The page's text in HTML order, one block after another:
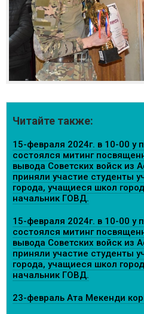
Читайте также:
15-февраля 2024г. в 10-00 у
состоялся митинг
вывода Советских войск из
приняли участие студенты
города, учащиеся школ
начальник ГОВД.
15-февраля 2024г. в 10-00 у
состоялся митинг
вывода Советских войск из
приняли участие студенты
города, учащиеся школ
начальник ГОВД.
23-февраль Ата Мекенди